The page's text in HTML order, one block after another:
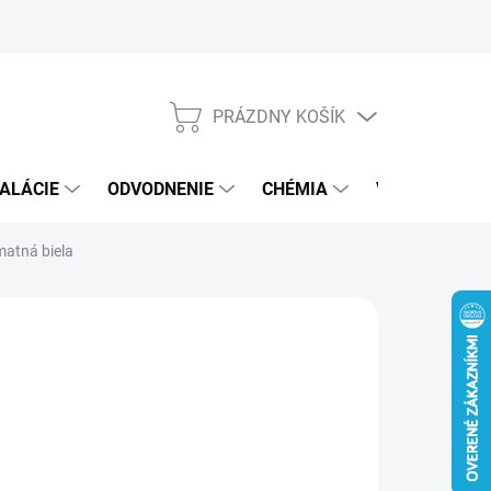
NÁKUPNÝ
PRÁZDNY KOŠÍK
ODVODNENIE CHÉMIA VEREJNÝ
biela